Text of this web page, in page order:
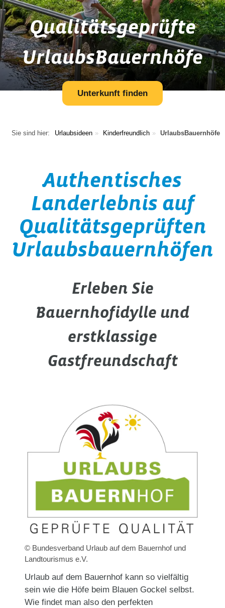
Qualitätsgeprüfte
UrlaubsBauernhöfe
Unterkunft finden
UrlaubsBauernhöfe
Kinderfreundlich
Urlaubsideen
Sie sind hier:
Authentisches
Landerlebnis auf
Qualitätsgeprüften
Urlaubsbauernhöfen
Erleben Sie
Bauernhofidylle und
erstklassige
Gastfreundschaft
© Bundesverband Urlaub auf dem Bauernhof und
Landtourismus e.V.
Urlaub auf dem Bauernhof kann so vielfältig
sein wie die Höfe beim Blauen Gockel selbst.
Wie findet man also den perfekten